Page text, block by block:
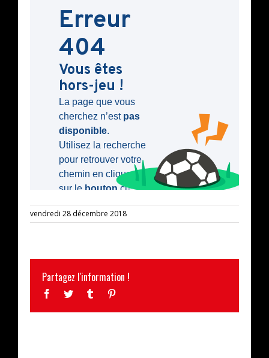
vendredi 28 décembre 2018
Partagez l'information !
Facebook
Twitter Tumblr